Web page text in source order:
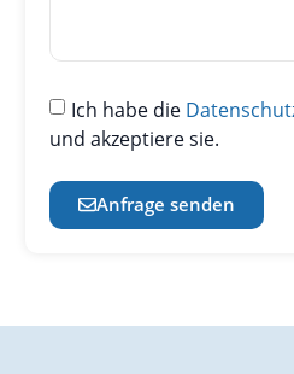
Ich habe die
und akzeptiere sie.
Anfrage senden